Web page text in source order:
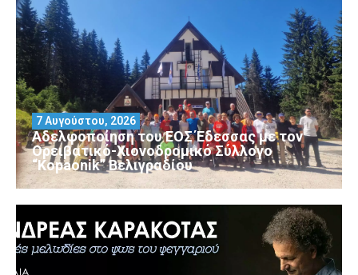
Αδελφοποίηση του ΕΟΣ Έδεσσας με τον
Ορειβατικό-Χιονοδρομικό Σύλλογο
“Kopaonik” Βελιγραδίου
7 Αυγούστου, 2026